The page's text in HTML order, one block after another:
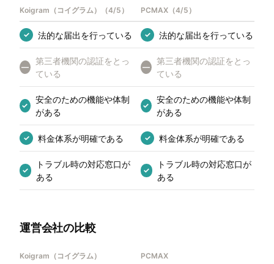
Koigram（コイグラム） （4/5 ） PCMAX （4/5 ）
✓ 法的な届出を行っている ✓ 法的な届出を行っている
—
第三者機関の認証をとっ
ている
—
第三者機関の認証をとっ
ている
✓
安全のための機能や体制
がある
✓
安全のための機能や体制
がある
✓ 料金体系が明確である ✓ 料金体系が明確である
✓
トラブル時の対応窓口が
ある
✓
トラブル時の対応窓口が
ある
運営会社の比較
Koigram（コイグラム） PCMAX